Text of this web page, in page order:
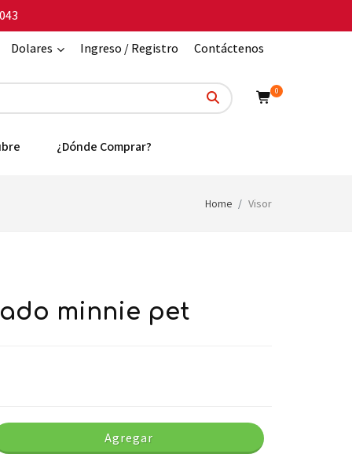
Dolares
Ingreso / Registro Contáctenos
0
¿Dónde Comprar?
Home Visor
minnie pet
Agregar